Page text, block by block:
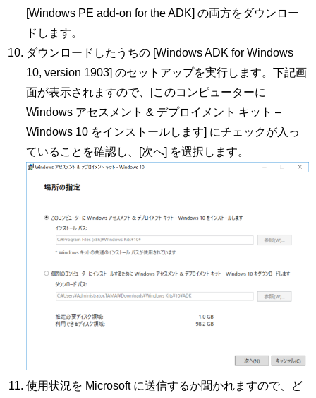
[Windows PE add-on for the ADK] の両方をダウンロー
ドします。
ダウンロードしたうちの [Windows ADK for Windows
10, version 1903] のセットアップを実行します。下記画
面が表示されますので、[このコンピューターに
Windows アセスメント & デプロイメント キット –
Windows 10 をインストールします] にチェックが入っ
ていることを確認し、[次へ] を選択します。
使用状況を Microsoft に送信するか聞かれますので、ど